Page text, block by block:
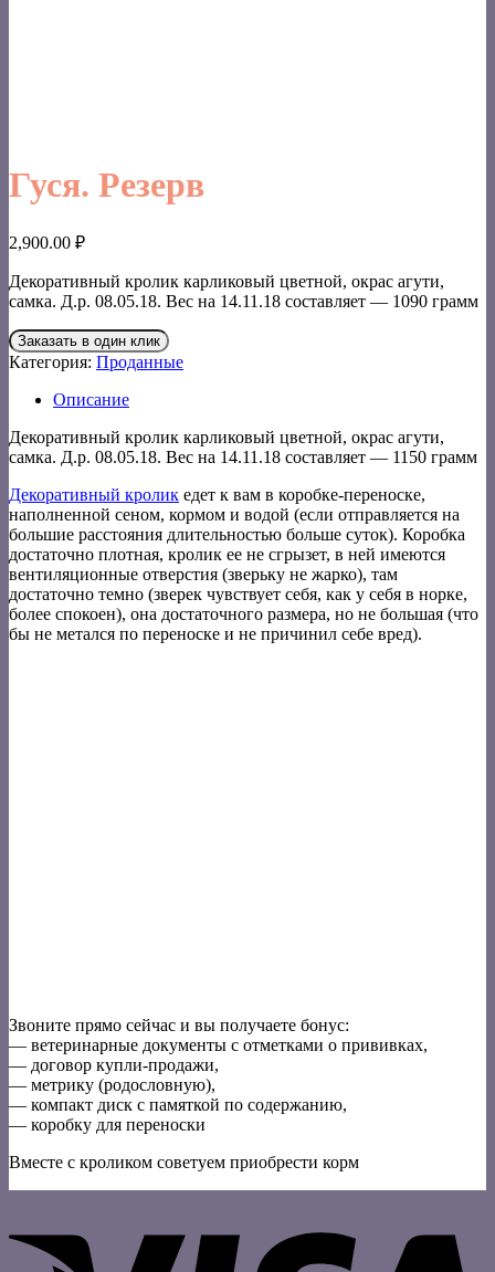
Гуся. Резерв
2,900.00 ₽
Декоративный кролик карликовый цветной, окрас агути,
самка. Д.р. 08.05.18. Вес на 14.11.18 составляет — 1090 грамм
Заказать в один клик
Категория: Проданные
Описание
Декоративный кролик карликовый цветной, окрас агути,
самка. Д.р. 08.05.18. Вес на 14.11.18 составляет — 1150 грамм
Декоративный кролик едет к вам в коробке-переноске,
наполненной сеном, кормом и водой (если отправляется на
большие расстояния длительностью больше суток). Коробка
достаточно плотная, кролик ее не сгрызет, в ней имеются
вентиляционные отверстия (зверьку не жарко), там
достаточно темно (зверек чувствует себя, как у себя в норке,
более спокоен), она достаточного размера, но не большая (что
бы не метался по переноске и не причинил себе вред).
Звоните прямо сейчас и вы получаете бонус:
— ветеринарные документы с отметками о прививках,
— договор купли-продажи,
— метрику (родословную),
— компакт диск с памяткой по содержанию,
— коробку для переноски
Вместе с кроликом советуем приобрести корм